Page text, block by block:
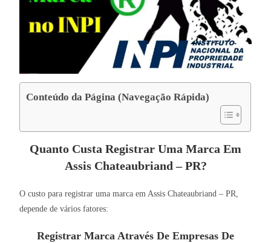
Conteúdo da Página (Navegação Rápida)
Quanto Custa Registrar Uma Marca Em
Assis Chateaubriand – PR?
O custo para registrar uma marca em Assis Chateaubriand – PR,
depende de vários fatores:
Registrar Marca Através De Empresas De